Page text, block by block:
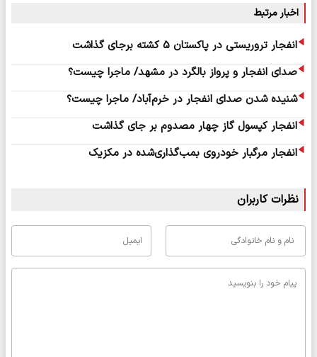
اخبار مرتبط
انفجار تروریستی در پاکستان ۵ کشته برجای گذاشت
صدای انفجار و پرواز بالگرد در مشهد/ ماجرا چیست؟
شنیده شدن صدای انفجار در خرم‌آباد/ ماجرا چیست؟
انفجار کپسول گاز چهار مصدوم بر جای گذاشت
انفجار مرگبار خودروی بمب‌گذاری‌شده در مکزیک
نظرات کاربران